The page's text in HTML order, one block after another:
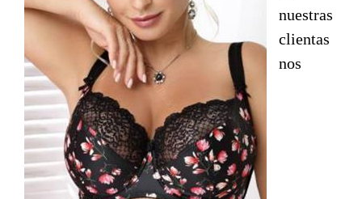
nuestras
clientas
nos